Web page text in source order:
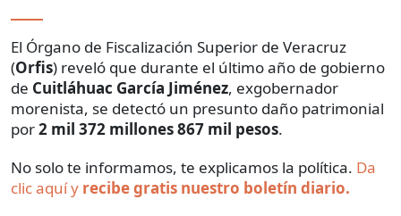
El Órgano de Fiscalización Superior de Veracruz
(Orfis) reveló que durante el último año de gobierno
de Cuitláhuac García Jiménez, exgobernador
morenista, se detectó un presunto daño patrimonial
por2 mil 372 millones 867 mil pesos.
No solo te informamos, te explicamos la política. Da
clic aquí y recibe gratis nuestro boletín diario.